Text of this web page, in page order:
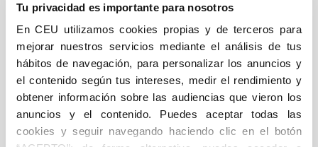
Tu privacidad es importante para nosotros
En CEU utilizamos cookies propias y de terceros para
mejorar nuestros servicios mediante el análisis de tus
hábitos de navegación, para personalizar los anuncios y
el contenido según tus intereses, medir el rendimiento y
obtener información sobre las audiencias que vieron los
anuncios y el contenido. Puedes aceptar todas las
cookies y seguir navegando haciendo clic en el botón
DescripciónFicha técnicaAutor/a/es
DESCRIPCIÓN
DSI
La Asociación Católica de Propagandistas (ACdP) es
una agrupación de fieles laicos unidos en su vocación